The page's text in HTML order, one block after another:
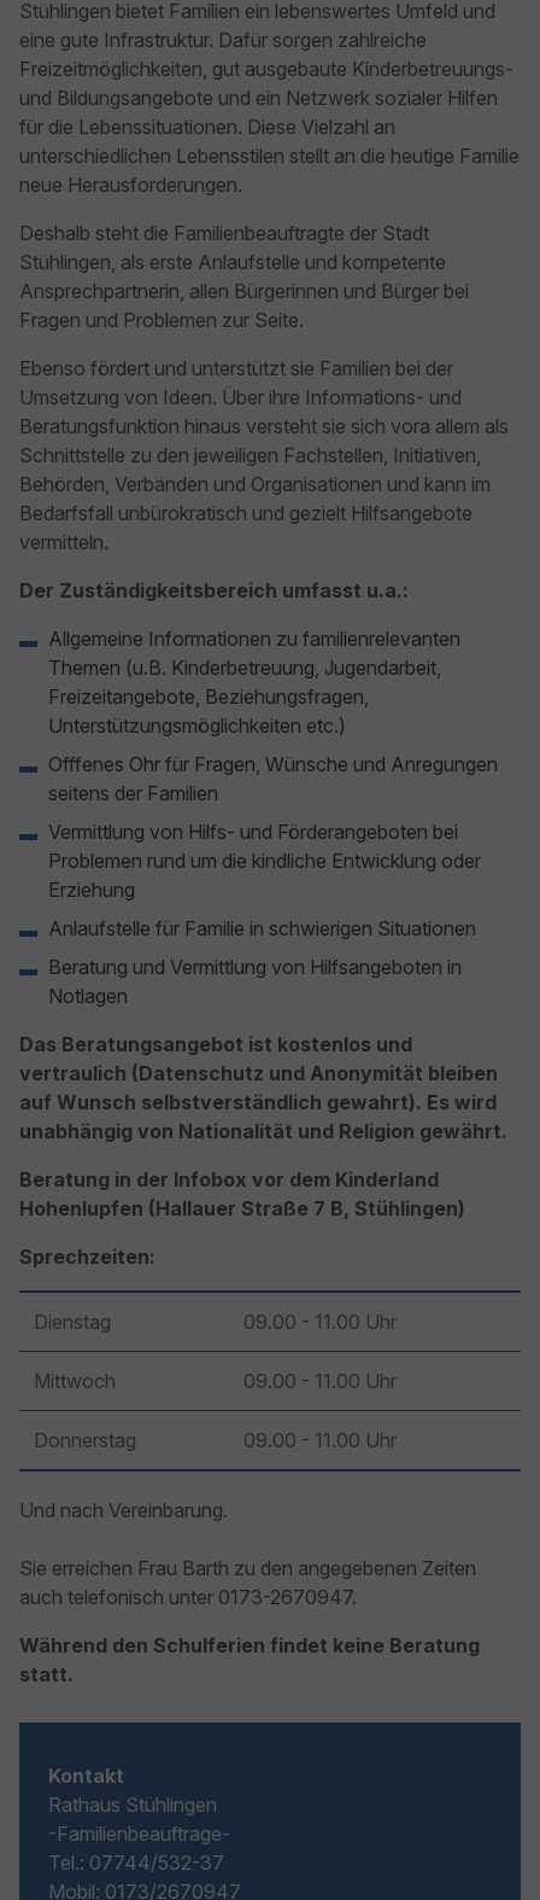
Stühlingen bietet Familien ein lebenswertes Umfeld und
eine gute Infrastruktur. Dafür sorgen zahlreiche
Freizeitmöglichkeiten, gut ausgebaute Kinderbetreuungs-
und Bildungsangebote und ein Netzwerk sozialer Hilfen
für die Lebenssituationen. Diese Vielzahl an
unterschiedlichen Lebensstilen stellt an die heutige Familie
neue Herausforderungen.
Deshalb steht die Familienbeauftragte der Stadt
Stühlingen, als erste Anlaufstelle und kompetente
Ansprechpartnerin, allen Bürgerinnen und Bürger bei
Fragen und Problemen zur Seite.
Ebenso fördert und unterstützt sie Familien bei der
Umsetzung von Ideen. Über ihre Informations- und
Beratungsfunktion hinaus versteht sie sich vora allem als
Schnittstelle zu den jeweiligen Fachstellen, Initiativen,
Behörden, Verbänden und Organisationen und kann im
Bedarfsfall unbürokratisch und gezielt Hilfsangebote
vermitteln.
Der Zuständigkeitsbereich umfasst u.a.:
Allgemeine Informationen zu familienrelevanten
Themen (u.B. Kinderbetreuung, Jugendarbeit,
Freizeitangebote, Beziehungsfragen,
Unterstützungsmöglichkeiten etc.)
Offfenes Ohr für Fragen, Wünsche und Anregungen
seitens der Familien
Vermittlung von Hilfs- und Förderangeboten bei
Problemen rund um die kindliche Entwicklung oder
Erziehung
Anlaufstelle für Familie in schwierigen Situationen
Beratung und Vermittlung von Hilfsangeboten in
Notlagen
Das Beratungsangebot ist kostenlos und
vertraulich (Datenschutz und Anonymität bleiben
auf Wunsch selbstverständlich gewahrt). Es wird
unabhängig von Nationalität und Religion gewährt.
Beratung in der Infobox vor dem Kinderland
Hohenlupfen (Hallauer Straße 7 B, Stühlingen)
Sprechzeiten:
Dienstag 09.00 - 11.00 Uhr
Mittwoch 09.00 - 11.00 Uhr
Donnerstag 09.00 - 11.00 Uhr
Und nach Vereinbarung.
Sie erreichen Frau Barth zu den angegebenen Zeiten
auch telefonisch unter 0173-2670947.
Während den Schulferien findet keine Beratung
statt.
Kontakt
Rathaus Stühlingen
-Familienbeauftrage-
Tel.: 07744/532-37
Mobil: 0173/2670947